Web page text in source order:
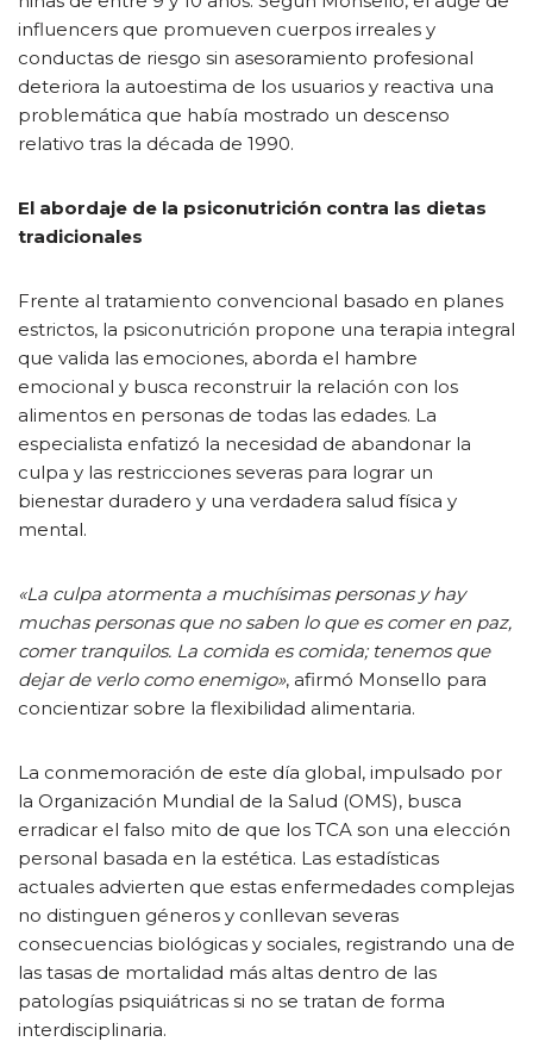
influencers que promueven cuerpos irreales y
conductas de riesgo sin asesoramiento profesional
deteriora la autoestima de los usuarios y reactiva una
problemática que había mostrado un descenso
relativo tras la década de 1990.
El abordaje de la psiconutrición contra las dietas
tradicionales
Frente al tratamiento convencional basado en planes
estrictos, la psiconutrición propone una terapia integral
que valida las emociones, aborda el hambre
emocional y busca reconstruir la relación con los
alimentos en personas de todas las edades. La
especialista enfatizó la necesidad de abandonar la
culpa y las restricciones severas para lograr un
bienestar duradero y una verdadera salud física y
mental.
«La culpa atormenta a muchísimas personas y hay
muchas personas que no saben lo que es comer en paz,
comer tranquilos. La comida es comida; tenemos que
dejar de verlo como enemigo», afirmó Monsello para
concientizar sobre la flexibilidad alimentaria.
La conmemoración de este día global, impulsado por
la Organización Mundial de la Salud (OMS), busca
erradicar el falso mito de que los TCA son una elección
personal basada en la estética. Las estadísticas
actuales advierten que estas enfermedades complejas
no distinguen géneros y conllevan severas
consecuencias biológicas y sociales, registrando una de
las tasas de mortalidad más altas dentro de las
patologías psiquiátricas si no se tratan de forma
interdisciplinaria.